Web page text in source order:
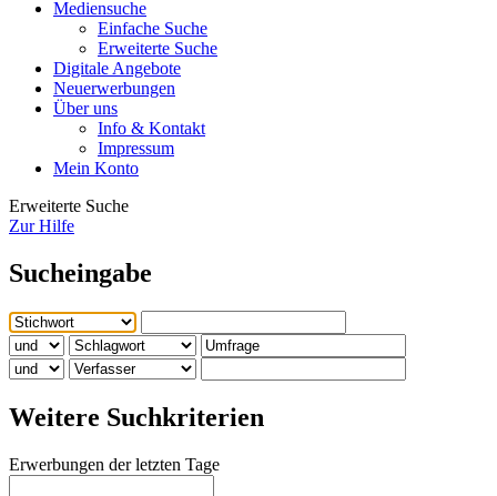
Mediensuche
Einfache Suche
Erweiterte Suche
Digitale Angebote
Neuerwerbungen
Über uns
Info & Kontakt
Impressum
Mein Konto
Erweiterte Suche
Zur Hilfe
Sucheingabe
Weitere Suchkriterien
Erwerbungen der letzten Tage